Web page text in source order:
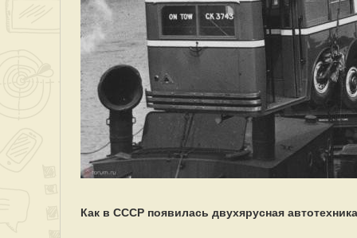
Как в СССР появилась двухярусная автотехника